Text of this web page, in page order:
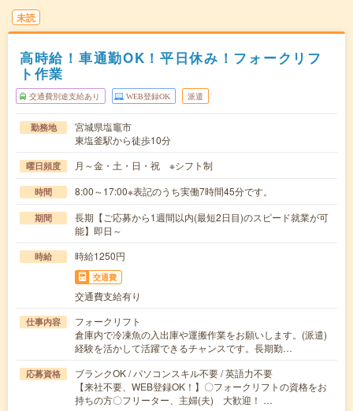
未読
高時給！車通勤OK！平日休み！フォークリフ
ト作業
交通費別途支給あり WEB登録OK 派遣
勤務地
宮城県塩竈市
東塩釜駅から徒歩10分
曜日頻度 月～金・土・日・祝 ※シフト制
時間 8:00～17:00※表記のうち実働7時間45分です。
期間
長期【ご応募から1週間以内(最短2日目)のスピード就業が可
能】即日～
時給 時給1250円
交通費
交通費支給有り
仕事内容
フォークリフト
倉庫内で冷凍魚の入出庫や運搬作業をお願いします。(派遣)
経験を活かして活躍できるチャンスです。長期勤…
応募資格
ブランクOK / パソコンスキル不要 / 英語力不要
【来社不要、WEB登録OK！】〇フォークリフトの資格をお
持ちの方〇フリーター、主婦(夫) 大歓迎！ …